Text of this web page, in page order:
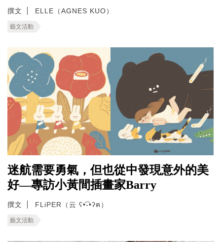
撰文 ELLE（AGNES KUO）
藝文活動
迷航需要勇氣，但也從中發現意外的美
好—專訪小黃間插畫家Barry
撰文 FLiPER（云 ʕ•͡-•ʔฅ）
藝文活動